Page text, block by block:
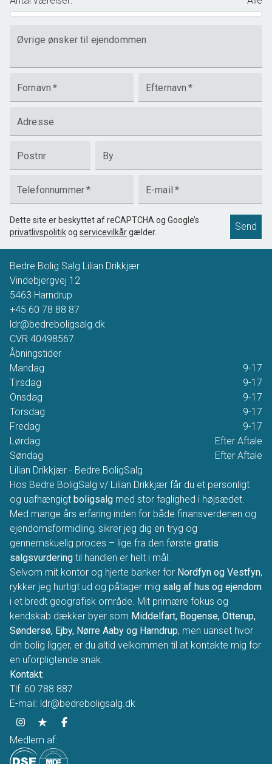
Øvrige ønsker til ejendommen
Fornavn * Efternavn *
Adresse
Postnr By
Telefonnummer* E-mail *
Dette site er beskyttet af reCAPTCHA og Google’s
privatlivspolitikog servicevilkårgælder. Send
Bedre Bolig Salg Lilian Drikkjær
Vindebjergvej 12
5463 Harndrup
+45 60 78 88 87
ldr@bedreboligsalg.dk
CVR 40498567
Åbningstider
Mandag
9-17
Tirsdag
9-17
Onsdag
9-17
Torsdag
9-17
Fredag
9-17
Lørdag
Efter Aftale
Søndag
Efter Aftale
Lilian Drikkjær - Bedre BoligSalg
Hos Bedre BoligSalg v/ Lilian Drikkjær får du et personligt
og uafhængigt boligsalg med stor faglighed i højsædet.
Med mange års erfaring inden for både finansverdenen og
ejendomsformidling, sikrer jeg dig en tryg og
gennemskuelig proces – lige fra den første gratis
salgsvurdering til handlen er helt i mål.
Selvom mit kontor og hjerte banker for Nordfyn og Vestfyn,
rykker jeg hurtigt ud og påtager mig salg af hus og ejendom
i et bredt geografisk område. Mit primære fokus og
kendskab dækker byer som Middelfart, Bogense, Otterup,
Søndersø, Ejby, Nørre Aaby og Harndrup, men uanset hvor
din bolig ligger, er du altid velkommen til at kontakte mig for
en uforpligtende snak.
Kontakt:
Tlf: 60 788 887
E-mail: ldr@bedreboligsalg.dk
Medlem af: